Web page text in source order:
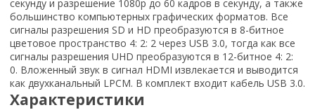
секунду и разрешение 1080p до 60 кадров в секунду, а также
большинство компьютерных графических форматов. Все
сигналы разрешения SD и HD преобразуются в 8-битное
цветовое пространство 4: 2: 2 через USB 3.0, тогда как все
сигналы разрешения UHD преобразуются в 12-битное 4: 2:
0. Вложенный звук в сигнал HDMI извлекается и выводится
как двухканальный LPCM. В комплект входит кабель USB 3.0.
Характеристики